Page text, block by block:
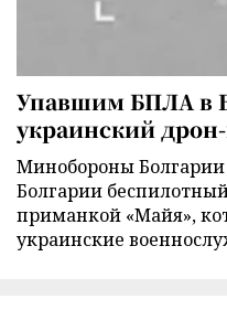
Упавшим БПЛА в
украинский
Минобороны
Болгарии
приманкой «Майя»,
украинские